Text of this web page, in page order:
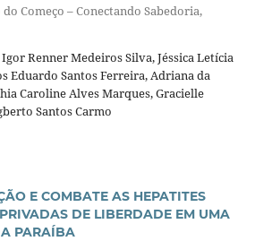
Começo – Conectando Sabedoria,
Renner Medeiros Silva, Jéssica Letícia
Eduardo Santos Ferreira, Adriana da
Caroline Alves Marques, Gracielle
Santos Carmo
E COMBATE AS HEPATITES
DE LIBERDADE EM UMA
PARAÍBA